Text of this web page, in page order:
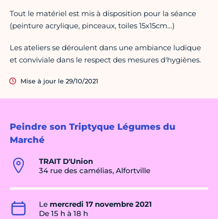
Peindre son Triptyque Légumes du
Marché
TRAIT D'Union
34 rue des camélias, Alfortville
Le mercredi 17 novembre 2021
De 15 h à 18 h
Tout le matériel est mis à disposition pour la séance
(peinture acrylique, pinceaux, toiles 15x15cm…)
Les ateliers se déroulent dans une ambiance ludique
et conviviale dans le respect des mesures d'hygiènes.
Mise à jour le 29/10/2021